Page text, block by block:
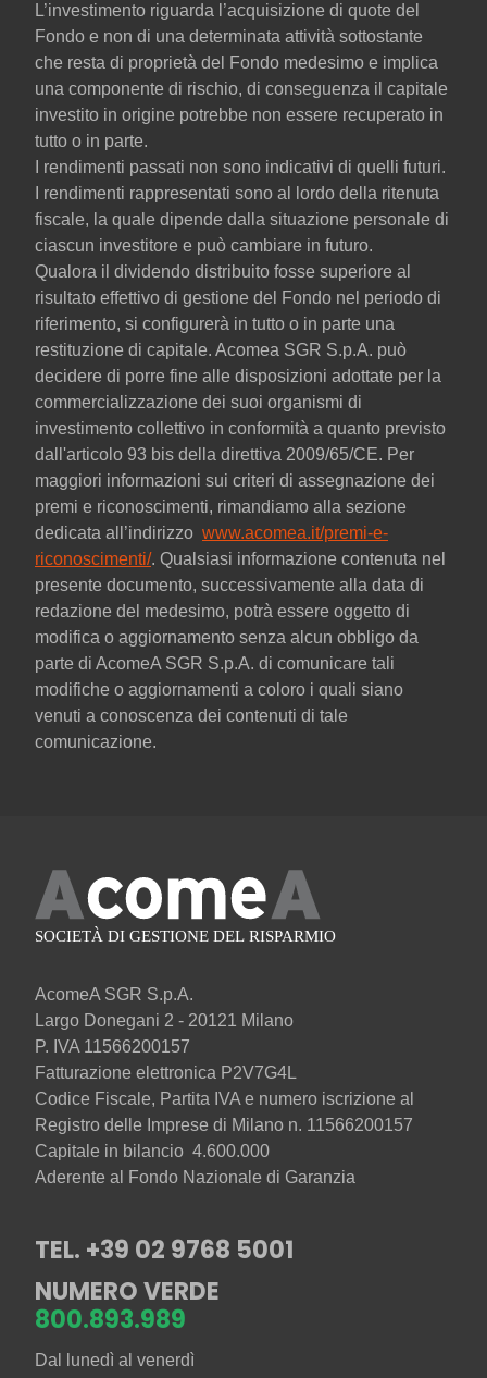
L’investimento riguarda l’acquisizione di quote del
Fondo e non di una determinata attività sottostante
che resta di proprietà del Fondo medesimo e implica
una componente di rischio, di conseguenza il capitale
investito in origine potrebbe non essere recuperato in
tutto o in parte.
I rendimenti passati non sono indicativi di quelli futuri.
I rendimenti rappresentati sono al lordo della ritenuta
fiscale, la quale dipende dalla situazione personale di
ciascun investitore e può cambiare in futuro.
Qualora il dividendo distribuito fosse superiore al
risultato effettivo di gestione del Fondo nel periodo di
riferimento, si configurerà in tutto o in parte una
restituzione di capitale. Acomea SGR S.p.A. può
decidere di porre fine alle disposizioni adottate per la
commercializzazione dei suoi organismi di
investimento collettivo in conformità a quanto previsto
dall'articolo 93 bis della direttiva 2009/65/CE. Per
maggiori informazioni sui criteri di assegnazione dei
premi e riconoscimenti, rimandiamo alla sezione
dedicata all’indirizzo www.acomea.it/premi-e-
riconoscimenti/. Qualsiasi informazione contenuta nel
presente documento, successivamente alla data di
redazione del medesimo, potrà essere oggetto di
modifica o aggiornamento senza alcun obbligo da
parte di AcomeA SGR S.p.A. di comunicare tali
modifiche o aggiornamenti a coloro i quali siano
venuti a conoscenza dei contenuti di tale
comunicazione.
AcomeA SGR S.p.A.
Largo Donegani 2 - 20121 Milano
P. IVA 11566200157
Fatturazione elettronica P2V7G4L
Codice Fiscale, Partita IVA e numero iscrizione al
Registro delle Imprese di Milano n. 11566200157
Capitale in bilancio 4.600.000
Aderente al Fondo Nazionale di Garanzia
TEL. +39 02 9768 5001
NUMERO VERDE
800.893.989
Dal lunedì al venerdì